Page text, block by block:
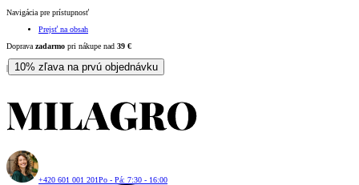
Navigácia pre prístupnosť
Prejsť na obsah
Doprava zadarmo pri nákupe nad 39 €
| 10% zľava na prvú objednávku
+420 601 001 201Po - Pá: 7:30 - 16:00